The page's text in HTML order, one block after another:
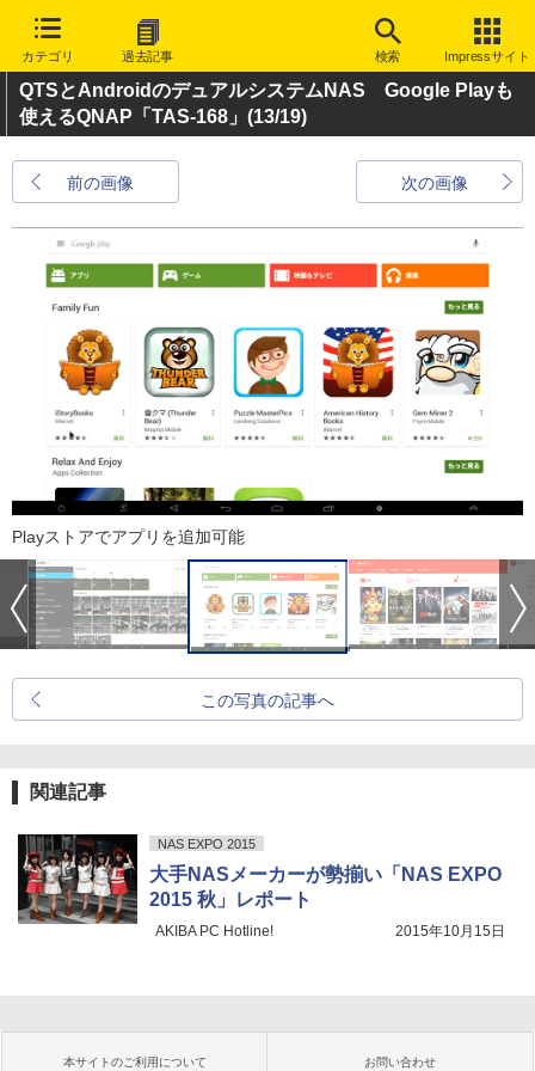
カテゴリ 過去記事 検索 Impressサイト
QTSとAndroidのデュアルシステムNAS Google Playも
使えるQNAP「TAS-168」 (13/19)
前の画像 次の画像
Playストアでアプリを追加可能
この写真の記事へ
関連記事
NAS EXPO 2015
大手NASメーカーが勢揃い「NAS EXPO
2015 秋」レポート
AKIBA PC Hotline! 2015年10月15日
本サイトのご利用について お問い合わせ